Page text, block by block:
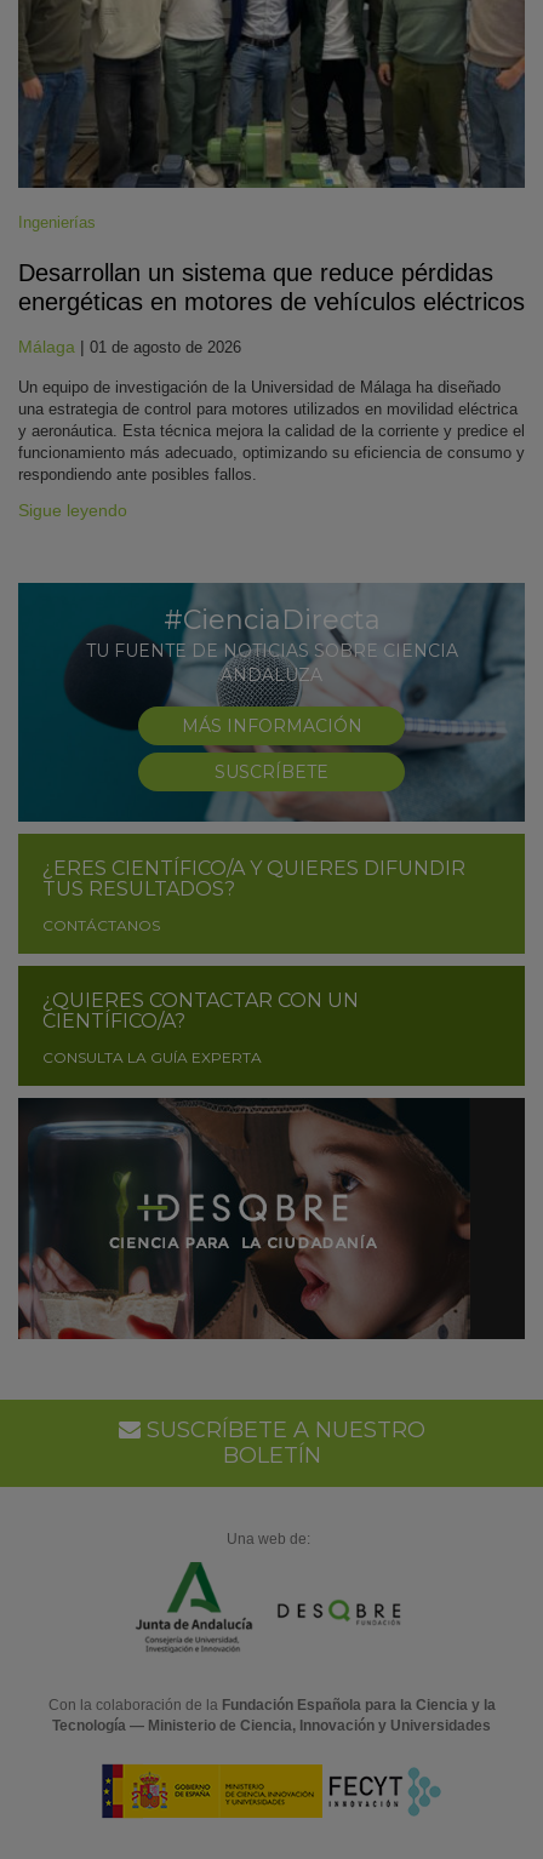
Ingenierías
Desarrollan un sistema que reduce pérdidas
energéticas en motores de vehículos eléctricos
Málaga | 01 de agosto de 2026
Un equipo de investigación de la Universidad de Málaga ha diseñado
una estrategia de control para motores utilizados en movilidad eléctrica
y aeronáutica. Esta técnica mejora la calidad de la corriente y predice el
funcionamiento más adecuado, optimizando su eficiencia de consumo y
respondiendo ante posibles fallos.
Sigue leyendo
#CienciaDirecta
TU FUENTE DE NOTICIAS SOBRE CIENCIA
ANDALUZA
MÁS INFORMACIÓN
SUSCRÍBETE
¿ERES CIENTÍFICO/A Y QUIERES DIFUNDIR
TUS RESULTADOS?
CONTÁCTANOS
¿QUIERES CONTACTAR CON UN
CIENTÍFICO/A?
CONSULTA LA GUÍA EXPERTA
SUSCRÍBETE A NUESTRO
BOLETÍN
Una web de:
Con la colaboración de la Fundación Española para la Ciencia y la
Tecnología — Ministerio de Ciencia, Innovación y Universidades